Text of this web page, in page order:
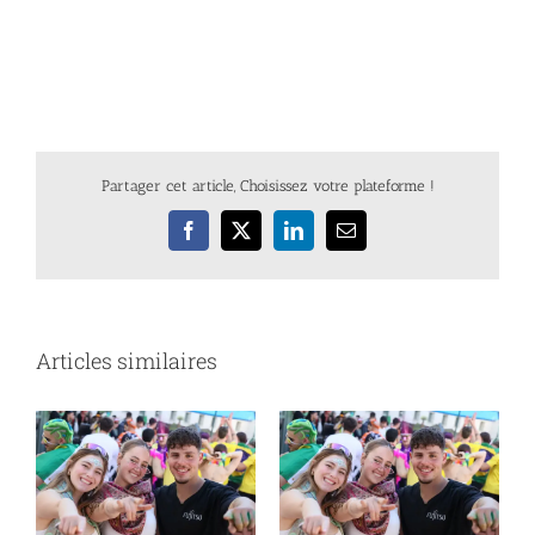
Partager cet article, Choisissez votre plateforme !
Facebook
X LinkedInEmail
Articles similaires